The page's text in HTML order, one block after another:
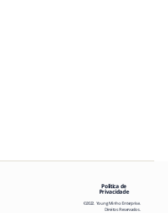
Política de
Privacidade
©2022. Young Minho Enterprise.
Direitos Reservados.